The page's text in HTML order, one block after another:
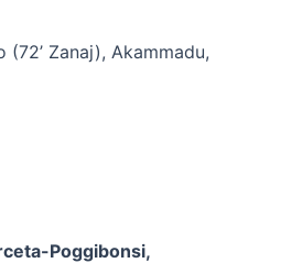
(72’ Zanaj), Akammadu,
Poggibonsi,